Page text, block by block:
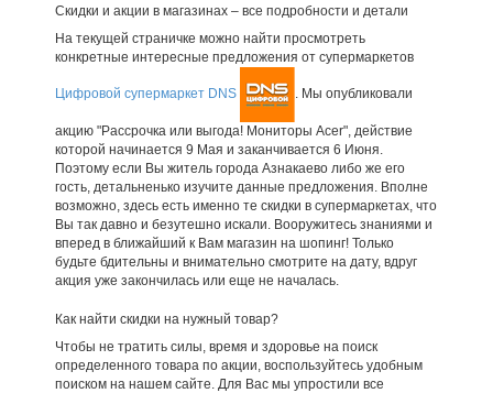
Скидки и акции в магазинах – все подробности и детали
На текущей страничке можно найти просмотреть
конкретные интересные предложения от супермаркетов
Цифровой супермаркет DNS . Мы опубликовали
акцию "Рассрочка или выгода! Мониторы Acer", действие
которой начинается 9 Мая и заканчивается 6 Июня.
Поэтому если Вы житель города Азнакаево либо же его
гость, детальненько изучите данные предложения. Вполне
возможно, здесь есть именно те скидки в супермаркетах, что
Вы так давно и безутешно искали. Вооружитесь знаниями и
вперед в ближайший к Вам магазин на шопинг! Только
будьте бдительны и внимательно смотрите на дату, вдруг
акция уже закончилась или еще не началась.
Как найти скидки на нужный товар?
Чтобы не тратить силы, время и здоровье на поиск
определенного товара по акции, воспользуйтесь удобным
поиском на нашем сайте. Для Вас мы упростили все